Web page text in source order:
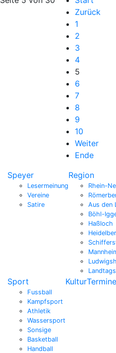
Zurück
1
2
3
4
5
6
7
8
9
10
Weiter
Ende
Speyer
Lesermeinung
Vereine
Satire
Region
Rhein-
Aus den
Böhl-
Haßloch
Sport
Fussball
Kampfsport
Athletik
Wassersport
Sonsige
Basketball
Handball
Kultur